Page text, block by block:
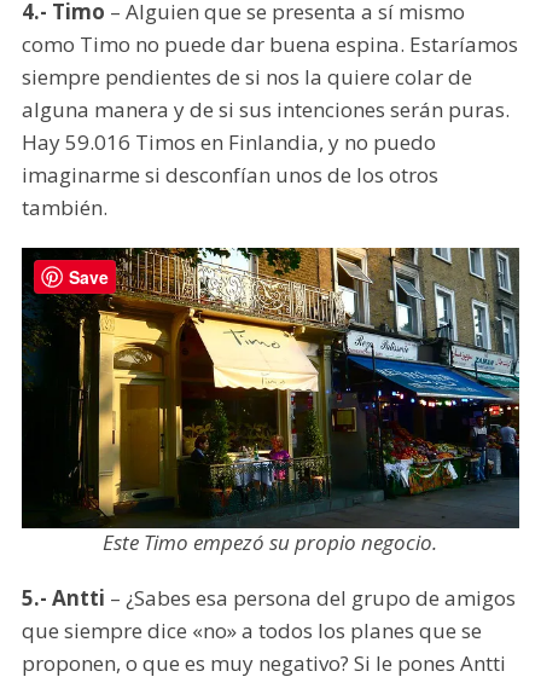
4.- Timo – Alguien que se presenta a sí mismo
como Timo no puede dar buena espina. Estaríamos
siempre pendientes de si nos la quiere colar de
alguna manera y de si sus intenciones serán puras.
Hay 59.016 Timos en Finlandia, y no puedo
imaginarme si desconfían unos de los otros
también.
Este Timo empezó su propio negocio.
5.- Antti – ¿Sabes esa persona del grupo de amigos
que siempre dice «no» a todos los planes que se
proponen, o que es muy negativo? Si le pones Antti
Save